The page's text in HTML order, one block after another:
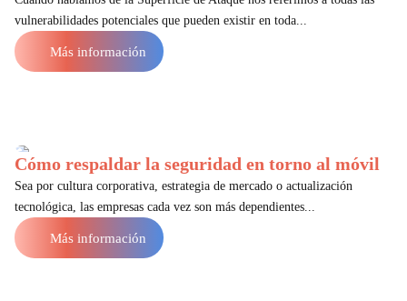
vulnerabilidades potenciales que pueden existir en toda...
Más información
Cómo respaldar la seguridad en torno al móvil
Sea por cultura corporativa, estrategia de mercado o actualización
tecnológica, las empresas cada vez son más dependientes...
Más información